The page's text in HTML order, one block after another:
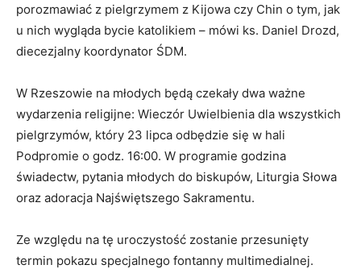
porozmawiać z pielgrzymem z Kijowa czy Chin o tym, jak
u nich wygląda bycie katolikiem – mówi ks. Daniel Drozd,
diecezjalny koordynator ŚDM.
W Rzeszowie na młodych będą czekały dwa ważne
wydarzenia religijne: Wieczór Uwielbienia dla wszystkich
pielgrzymów, który 23 lipca odbędzie się w hali
Podpromie o godz. 16:00. W programie godzina
świadectw, pytania młodych do biskupów, Liturgia Słowa
oraz adoracja Najświętszego Sakramentu.
Ze względu na tę uroczystość zostanie przesunięty
termin pokazu specjalnego fontanny multimedialnej.